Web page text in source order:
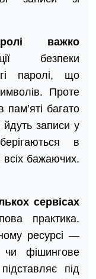
важко
безпеки
паролі, що
Проте
багато
йдуть записи у
в
всіх бажаючих.
сервісах
практика.
ресурсі —
фішингове
під